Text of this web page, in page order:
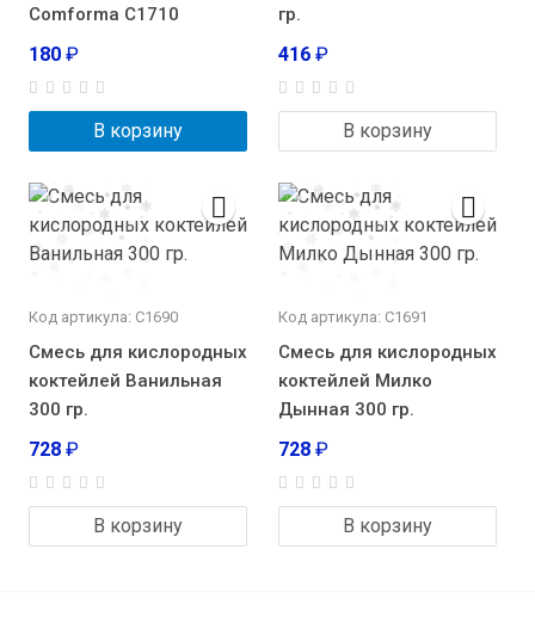
Comforma С1710
180 ₽
В корзину
гр.
416 ₽
В корзину
Код артикула: С1690
Смесь для кислородных
коктейлей Ванильная
300 гр.
728 ₽
В корзину
Код артикула: С1691
Смесь для кислородных
коктейлей Милко
Дынная 300 гр.
728 ₽
В корзину